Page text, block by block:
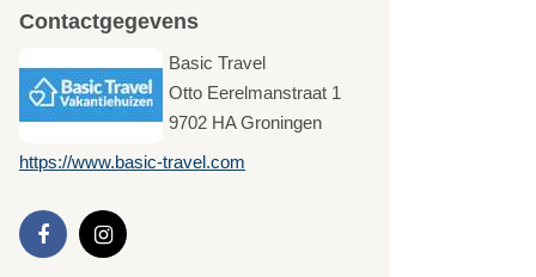
Contactgegevens
Basic Travel
Otto Eerelmanstraat 1
9702 HA Groningen
https://www.basic-travel.com